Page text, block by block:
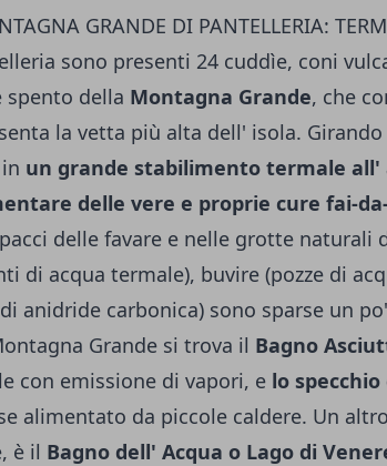
GRANDE DI PANTELLERIA:
sono presenti 24 cuddìe, coni
spento della Montagna Grande, che
la vetta più alta dell' isola.
un grande stabilimento termale all'
delle vere e proprie cure fai-
delle favare e nelle grotte naturali
di acqua termale), buvire (pozze di
anidride carbonica) sono sparse un
Grande si trova il Bagno
con emissione di vapori, e lo
alimentato da piccole caldere. Un
è il Bagno dell' Acqua o Lago di